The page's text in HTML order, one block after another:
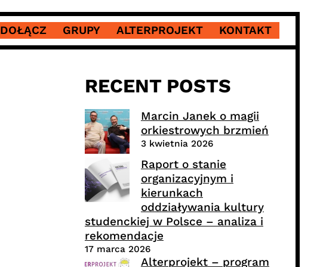
DOŁĄCZ GRUPY ALTERPROJEKT KONTAKT
RECENT POSTS
Marcin Janek o magii
orkiestrowych brzmień
3 kwietnia 2026
Raport o stanie
organizacyjnym i
kierunkach
oddziaływania kultury
studenckiej w Polsce – analiza i
rekomendacje
17 marca 2026
Alterprojekt – program